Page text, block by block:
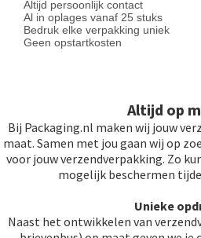
Altijd persoonlijk contact
Al in oplages vanaf 25 stuks
Bedruk elke verpakking uniek
Geen opstartkosten
Altijd op
Bij Packaging.nl maken wij jouw
maat. Samen met jou gaan wij op
voor jouw verzendverpakking. Zo
mogelijk beschermen
Unieke
Naast het ontwikkelen van